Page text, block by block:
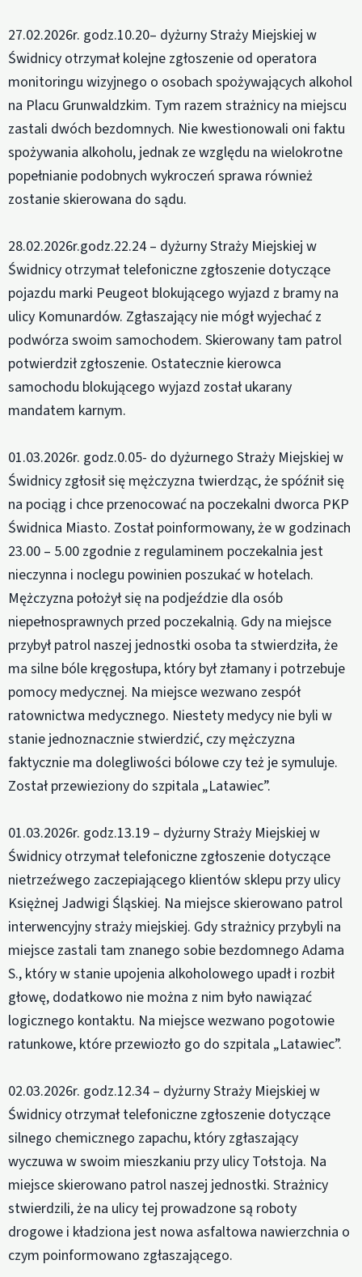
27.02.2026r. godz.10.20– dyżurny Straży Miejskiej w
Świdnicy otrzymał kolejne zgłoszenie od operatora
monitoringu wizyjnego o osobach spożywających alkohol
na Placu Grunwaldzkim. Tym razem strażnicy na miejscu
zastali dwóch bezdomnych. Nie kwestionowali oni faktu
spożywania alkoholu, jednak ze względu na wielokrotne
popełnianie podobnych wykroczeń sprawa również
zostanie skierowana do sądu.
28.02.2026r.godz.22.24 – dyżurny Straży Miejskiej w
Świdnicy otrzymał telefoniczne zgłoszenie dotyczące
pojazdu marki Peugeot blokującego wyjazd z bramy na
ulicy Komunardów. Zgłaszający nie mógł wyjechać z
podwórza swoim samochodem. Skierowany tam patrol
potwierdził zgłoszenie. Ostatecznie kierowca
samochodu blokującego wyjazd został ukarany
mandatem karnym.
01.03.2026r. godz.0.05- do dyżurnego Straży Miejskiej w
Świdnicy zgłosił się mężczyzna twierdząc, że spóźnił się
na pociąg i chce przenocować na poczekalni dworca PKP
Świdnica Miasto. Został poinformowany, że w godzinach
23.00 – 5.00 zgodnie z regulaminem poczekalnia jest
nieczynna i noclegu powinien poszukać w hotelach.
Mężczyzna położył się na podjeździe dla osób
niepełnosprawnych przed poczekalnią. Gdy na miejsce
przybył patrol naszej jednostki osoba ta stwierdziła, że
ma silne bóle kręgosłupa, który był złamany i potrzebuje
pomocy medycznej. Na miejsce wezwano zespół
ratownictwa medycznego. Niestety medycy nie byli w
stanie jednoznacznie stwierdzić, czy mężczyzna
faktycznie ma dolegliwości bólowe czy też je symuluje.
Został przewieziony do szpitala „Latawiec”.
01.03.2026r. godz.13.19 – dyżurny Straży Miejskiej w
Świdnicy otrzymał telefoniczne zgłoszenie dotyczące
nietrzeźwego zaczepiającego klientów sklepu przy ulicy
Księżnej Jadwigi Śląskiej. Na miejsce skierowano patrol
interwencyjny straży miejskiej. Gdy strażnicy przybyli na
miejsce zastali tam znanego sobie bezdomnego Adama
S., który w stanie upojenia alkoholowego upadł i rozbił
głowę, dodatkowo nie można z nim było nawiązać
logicznego kontaktu. Na miejsce wezwano pogotowie
ratunkowe, które przewiozło go do szpitala „Latawiec”.
02.03.2026r. godz.12.34 – dyżurny Straży Miejskiej w
Świdnicy otrzymał telefoniczne zgłoszenie dotyczące
silnego chemicznego zapachu, który zgłaszający
wyczuwa w swoim mieszkaniu przy ulicy Tołstoja. Na
miejsce skierowano patrol naszej jednostki. Strażnicy
stwierdzili, że na ulicy tej prowadzone są roboty
drogowe i kładziona jest nowa asfaltowa nawierzchnia o
czym poinformowano zgłaszającego.